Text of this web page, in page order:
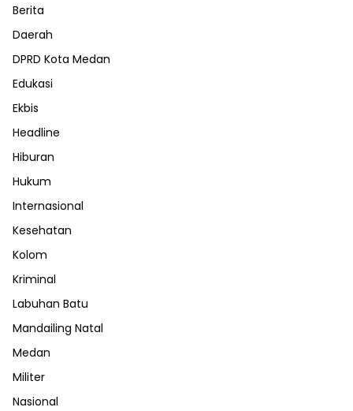
Berita
Daerah
DPRD Kota Medan
Edukasi
Ekbis
Headline
Hiburan
Hukum
Internasional
Kesehatan
Kolom
Kriminal
Labuhan Batu
Mandailing Natal
Medan
Militer
Nasional